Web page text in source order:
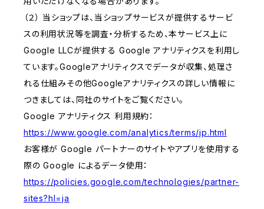
（２） 当ショップは、当ショップサービスが提供するサービ
スの利用状況等を調査・分析するため、本サービス上に
Google LLCが提供する Google アナリティクスを利用し
ています。Googleアナリティクスでデータが収集、処理さ
れる仕組みその他Googleアナリティクスの詳しい情報に
つきましては、同社のサイトをご覧ください。
Google アナリティクス 利用規約：
https://www.google.com/analytics/terms/jp.html
お客様が Google パートナーのサイトやアプリを使用する
際の Google によるデータ使用：
https://policies.google.com/technologies/partner-
sites?hl=ja